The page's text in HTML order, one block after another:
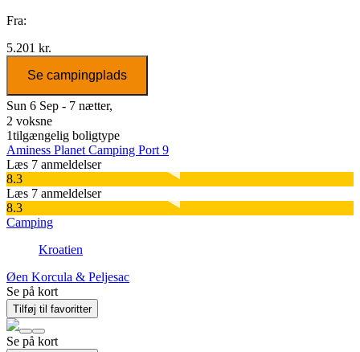
Fra:
5.201 kr.
Se campingplads
Sun 6 Sep - 7 nætter,
2 voksne
1tilgængelig boligtype
Aminess Planet Camping Port 9
Læs 7 anmeldelser
8.3
Læs 7 anmeldelser
8.3
Camping
Kroatien
Øen Korcula & Peljesac
Se på kort
Tilføj til favoritter
Se på kort